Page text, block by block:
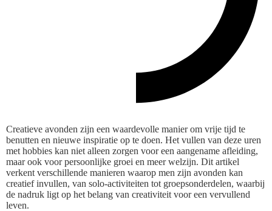
Creatieve avonden zijn een waardevolle manier om vrije tijd te
benutten en nieuwe inspiratie op te doen. Het vullen van deze uren
met hobbies kan niet alleen zorgen voor een aangename afleiding,
maar ook voor persoonlijke groei en meer welzijn. Dit artikel
verkent verschillende manieren waarop men zijn avonden kan
creatief invullen, van solo-activiteiten tot groepsonderdelen, waarbij
de nadruk ligt op het belang van creativiteit voor een vervullend
leven.